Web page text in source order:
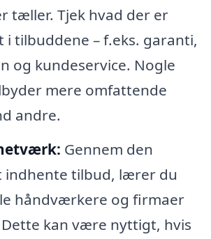
tæller. Tjek hvad der er
i tilbuddene – f.eks. garanti,
og kundeservice. Nogle
mere omfattende
andre.
Gennem den
indhente tilbud, lærer du
håndværkere og firmaer
kan være nyttigt, hvis